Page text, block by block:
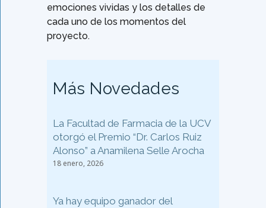
emociones vividas y los detalles de
cada uno de los momentos del
proyecto.
Más Novedades
La Facultad de Farmacia de la UCV
otorgó el Premio “Dr. Carlos Ruiz
Alonso” a Anamilena Selle Arocha
18 enero, 2026
Ya hay equipo ganador del